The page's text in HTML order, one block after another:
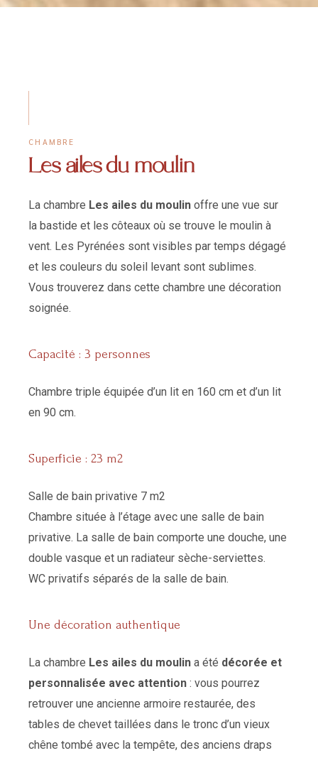
CHAMBRE
Les ailes du moulin
La chambre Les ailes du moulin offre une vue sur
la bastide et les côteaux où se trouve le moulin à
vent. Les Pyrénées sont visibles par temps dégagé
et les couleurs du soleil levant sont sublimes.
Vous trouverez dans cette chambre une décoration
soignée.
Capacité : 3 personnes
Chambre triple équipée d’un lit en 160 cm et d’un lit
en 90 cm.
Superficie : 23 m2
Salle de bain privative 7 m2
Chambre située à l’étage avec une salle de bain
privative. La salle de bain comporte une douche, une
double vasque et un radiateur sèche-serviettes.
WC privatifs séparés de la salle de bain.
Une décoration authentique
La chambre Les ailes du moulina été décorée et
personnalisée avec attention : vous pourrez
retrouver une ancienne armoire restaurée, des
tables de chevet taillées dans le tronc d’un vieux
chêne tombé avec la tempête, des anciens draps